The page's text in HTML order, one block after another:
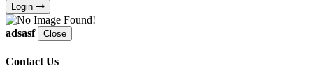
Login
adsasf Close
Contact Us